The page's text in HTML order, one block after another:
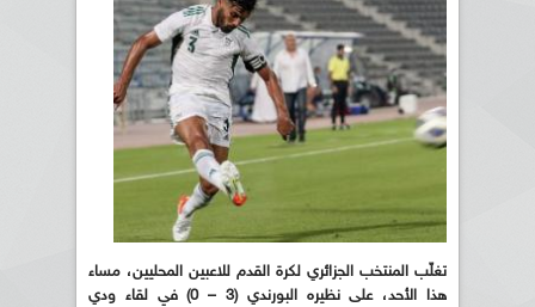
تغلّب المنتخب الجزائري لكرة القدم للاعبين المحليين، مساء
هذا الأحد، على نظيره البورندي (3 – 0) في لقاء ودي